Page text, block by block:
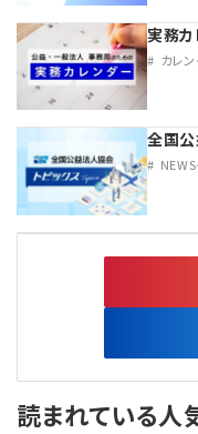
実務カ
カレ
全国公
読まれている人